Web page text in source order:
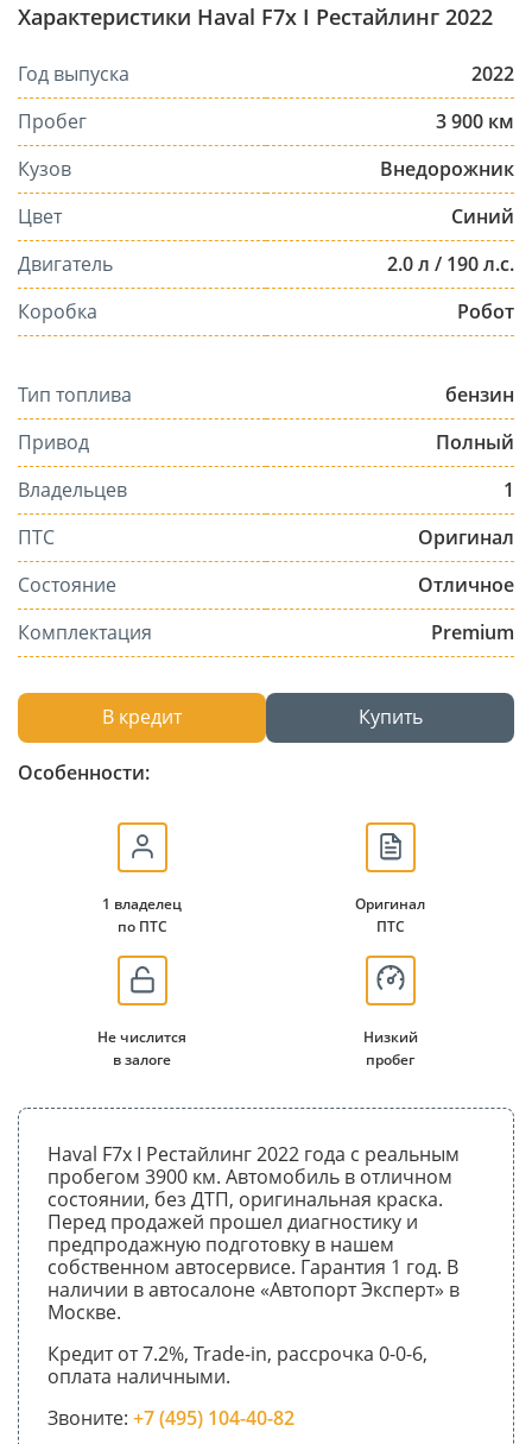
Характеристики Haval F7x I Рестайлинг 2022
Год выпуска
2022
Пробег
3 900 км
Кузов
Внедорожник
Цвет
Синий
Двигатель
2.0 л / 190 л.с.
Коробка
Робот
Тип топлива
бензин
Привод
Полный
Владельцев
1
ПТС
Оригинал
Состояние
Отличное
Комплектация
Premium
В кредит Купить
Особенности:
1 владелец
по ПТС
Оригинал
ПТС
Не числится
в залоге
Низкий
пробег
Haval F7x I Рестайлинг 2022 года с реальным
пробегом 3900 км. Автомобиль в отличном
состоянии, без ДТП, оригинальная краска.
Перед продажей прошел диагностику и
предпродажную подготовку в нашем
собственном автосервисе. Гарантия 1 год. В
наличии в автосалоне «Автопорт Эксперт» в
Москве.
Кредит от 7.2%, Trade-in, рассрочка 0-0-6,
оплата наличными.
Звоните: +7 (495) 104-40-82